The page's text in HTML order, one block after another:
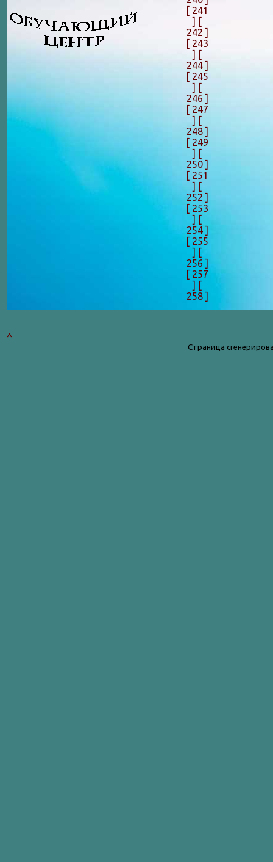
[ 241
] [
242 ]
[ 243
] [
244 ]
[ 245
] [
246 ]
[ 247
] [
248 ]
[ 249
] [
250 ]
[ 251
] [
252 ]
[ 253
] [
254 ]
[ 255
] [
256 ]
[ 257
] [
258 ]
^
Страница